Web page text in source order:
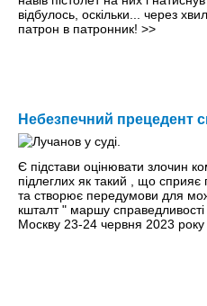
відбулось, оскільки... через
патрон в патронник! >>
Небезпечний прецедент
Є підстави оцінювати злочин
підлеглих як такий , що сприяє
та створює передумови для
кшталт " маршу
Москву 23-24 червня 2023 року